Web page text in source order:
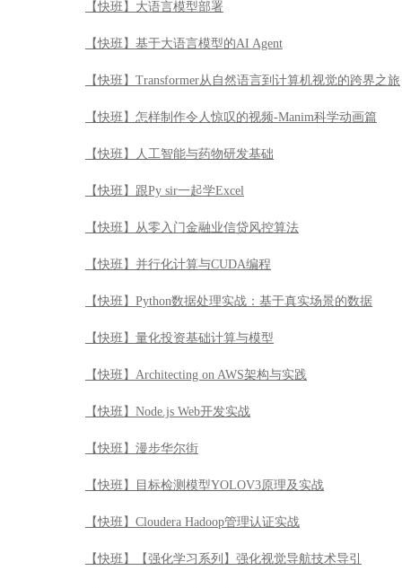
【快班】大语言模型部署
【快班】基于大语言模型的AI Agent
【快班】Transformer从自然语言到计算机视觉的跨界之旅
【快班】怎样制作令人惊叹的视频-Manim科学动画篇
【快班】人工智能与药物研发基础
【快班】跟Py sir一起学Excel
【快班】从零入门金融业信贷风控算法
【快班】并行化计算与CUDA编程
【快班】Python数据处理实战：基于真实场景的数据
【快班】量化投资基础计算与模型
【快班】Architecting on AWS架构与实践
【快班】Node.js Web开发实战
【快班】漫步华尔街
【快班】目标检测模型YOLOV3原理及实战
【快班】Cloudera Hadoop管理认证实战
【快班】【强化学习系列】强化视觉导航技术导引